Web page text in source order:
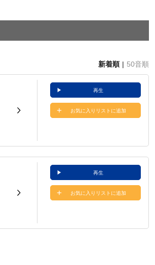
新着順 50音順
再生
お気に入りリストに追加
再生
お気に入りリストに追加